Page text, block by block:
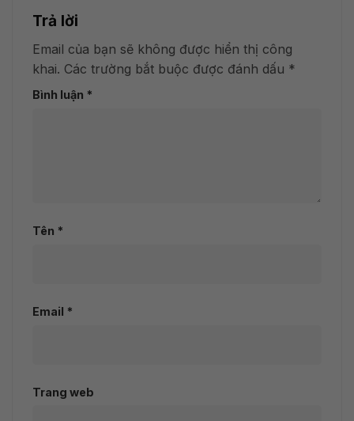
Trả lời
Email của bạn sẽ không được hiển thị công
khai. Các trường bắt buộc được đánh dấu *
Bình luận *
Tên *
Email *
Trang web